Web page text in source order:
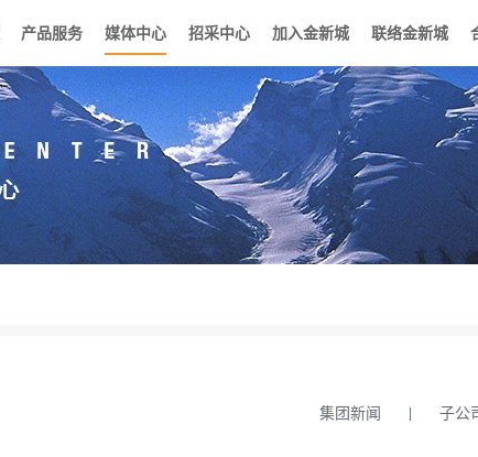
产品服务 媒体中心 招采中心 加入金新城 联络金新城
集团新闻 子公